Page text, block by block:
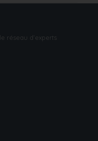
réseau d’experts